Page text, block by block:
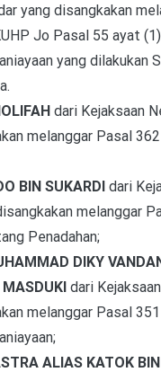
yang disangkakan
Jo Pasal 55 ayat
yang dilakukan
dari Kejaksaan
melanggar Pasal
BIN SUKARDI dari
melanggar
Penadahan;
DIKY
dari
melanggar Pasal
ALIAS KATOK